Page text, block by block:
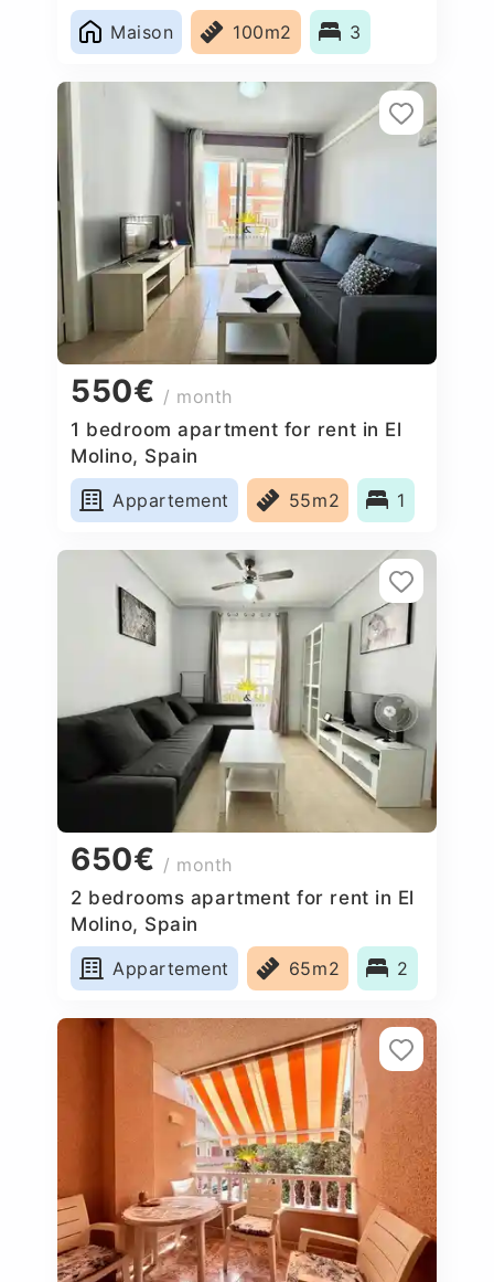
Maison
100m2 3
550€ / month
1 bedroom apartment for rent in El
Molino, Spain
Appartement
55m2 1
650€ / month
2 bedrooms apartment for rent in El
Molino, Spain
Appartement
65m2 2